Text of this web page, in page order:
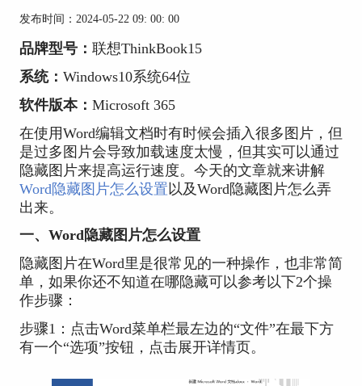
发布时间：2024-05-22 09: 00: 00
品牌型号： 联想ThinkBook15
系统： Windows10系统64位
软件版本： Microsoft 365
在使用Word编辑文档时有时候会插入很多图片，但
是过多图片会导致加载速度太慢，但其实可以通过
隐藏图片来提高运行速度。今天的文章就来讲解
Word隐藏图片怎么设置 以及Word隐藏图片怎么弄
出来。
一、Word隐藏图片怎么设置
隐藏图片在Word里是很常见的一种操作，也非常简
单，如果你还不知道在哪隐藏可以参考以下2个操
作步骤：
步骤1：点击Word菜单栏最左边的“文件”在最下方
有一个“选项”按钮，点击展开详情页。